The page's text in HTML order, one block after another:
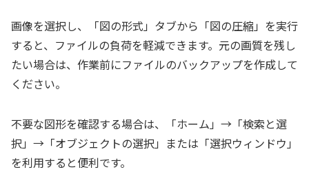
画像を選択し、「図の形式」タブから「図の圧縮」を実行
すると、ファイルの負荷を軽減できます。元の画質を残し
たい場合は、作業前にファイルのバックアップを作成して
ください。
不要な図形を確認する場合は、「ホーム」→「検索と選
択」→「オブジェクトの選択」または「選択ウィンドウ」
を利用すると便利です。